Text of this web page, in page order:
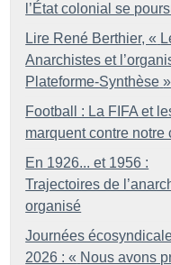
l’État colonial se
Lire René Berthier, «
Anarchistes et
Plateforme-Synthèse »
Football : La FIFA et
marquent contre notre
En 1926... et 1956 :
Trajectoires de
organisé
Journées
2026 : « Nous avons